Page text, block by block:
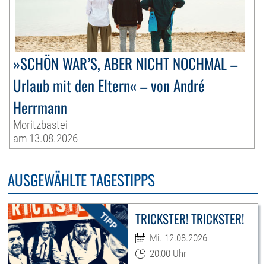
»SCHÖN WAR’S, ABER NICHT NOCHMAL –
Urlaub mit den Eltern« – von André
Herrmann
Moritzbastei
am 13.08.2026
AUSGEWÄHLTE TAGESTIPPS
TRICKSTER! TRICKSTER!
Mi. 12.08.2026
20:00 Uhr